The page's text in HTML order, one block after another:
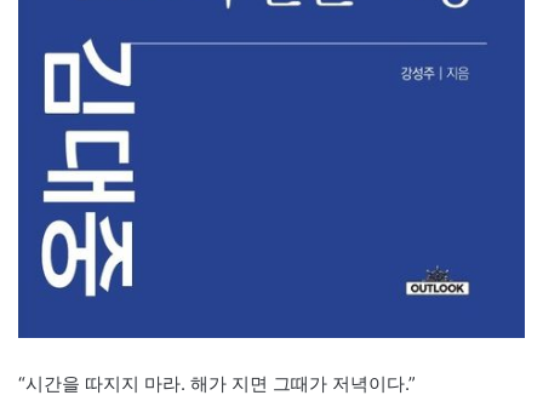
“시간을 따지지 마라. 해가 지면 그때가 저녁이다.”